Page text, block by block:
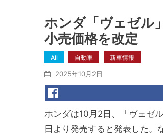
ホンダ「ヴェゼル
小売価格を改定
All 自動車 新車情報
2025年10月2日
ホンダは10月2日、「ヴェゼ
日より発売すると発表した。